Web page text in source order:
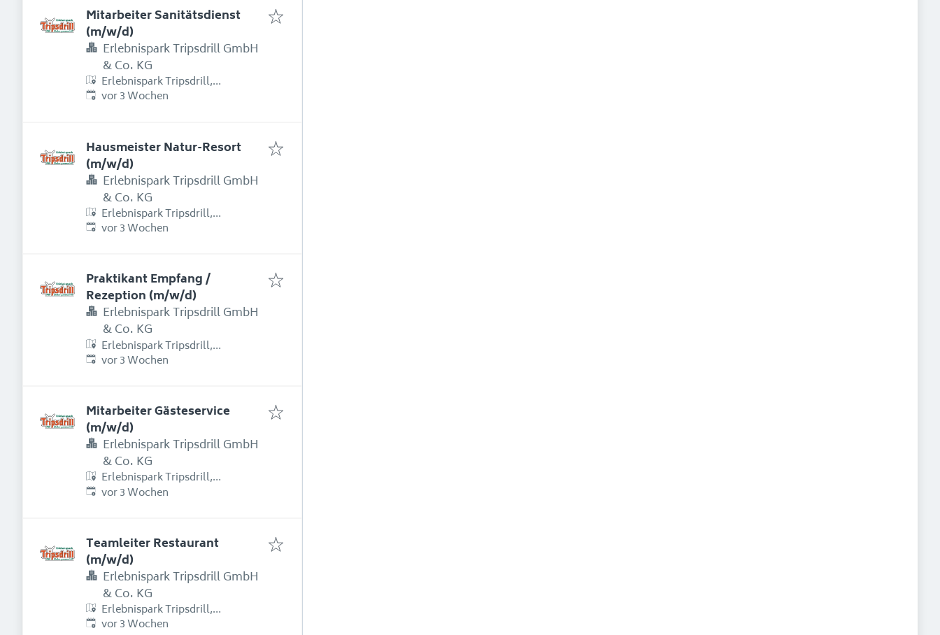
Mitarbeiter Sanitätsdienst
(m/w/d)
Erlebnispark Tripsdrill GmbH
& Co. KG
Erlebnispark Tripsdrill,
Erlebnispark Tripsdrill Straße 1,
Erschienen:
vor 3 Wochen
Hausmeister Natur-Resort
(m/w/d)
Erlebnispark Tripsdrill GmbH
& Co. KG
Erlebnispark Tripsdrill,
Erlebnispark Tripsdrill Straße 1,
Erschienen:
vor 3 Wochen
Praktikant Empfang /
Rezeption (m/w/d)
Erlebnispark Tripsdrill GmbH
& Co. KG
Erlebnispark Tripsdrill,
Erlebnispark Tripsdrill Straße 1,
Erschienen:
vor 3 Wochen
Mitarbeiter Gästeservice
(m/w/d)
Erlebnispark Tripsdrill GmbH
& Co. KG
Erlebnispark Tripsdrill,
Erlebnispark Tripsdrill Straße 1,
Erschienen:
vor 3 Wochen
Teamleiter Restaurant
(m/w/d)
Erlebnispark Tripsdrill GmbH
& Co. KG
Erlebnispark Tripsdrill,
Erlebnispark Tripsdrill Straße 1,
Erschienen:
vor 3 Wochen